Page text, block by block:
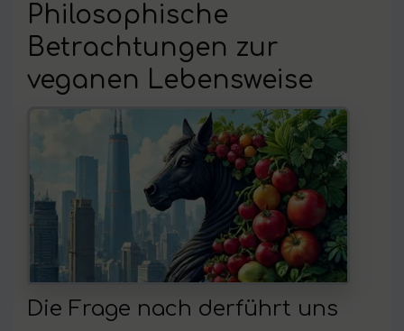
Philosophische
Betrachtungen zur
veganen Lebensweise
Die Frage nach derführt uns